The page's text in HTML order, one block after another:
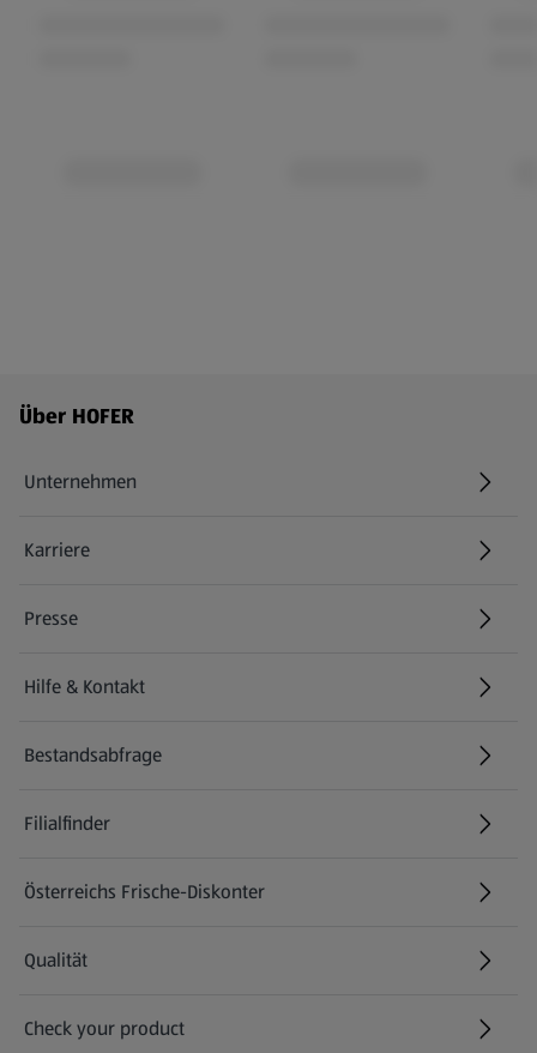
Fußzeilenmenü - weitere Links
Über HOFER
Unternehmen
Karriere
(öffnet in einem neuen Tab)
Presse
Hilfe & Kontakt
(öffnet in einem neuen Tab)
Bestandsabfrage
(öffnet in einem neuen Tab)
Filialfinder
Österreichs Frische-Diskonter
Qualität
Check your product
(öffnet in einem neuen Tab)